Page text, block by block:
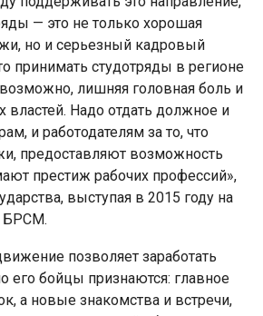
— это не только хорошая
но и серьезный кадровый
принимать студотряды в регионе
лишняя головная боль и
властей. Надо отдать должное и
и работодателям за то, что
предоставляют возможность
престиж рабочих профессий»,
выступая в 2015 году на
БРСМ.
позволяет заработать
его бойцы признаются: главное
а новые знакомства и встречи,